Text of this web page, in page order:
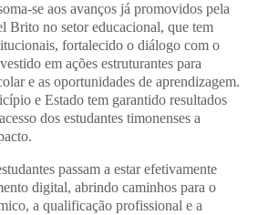
se aos avanços já promovidos pela
Brito no setor educacional, que tem
fortalecido o diálogo com o
em ações estruturantes para
e as oportunidades de aprendizagem.
e Estado tem garantido resultados
dos estudantes timonenses a
passam a estar efetivamente
digital, abrindo caminhos para o
a qualificação profissional e a